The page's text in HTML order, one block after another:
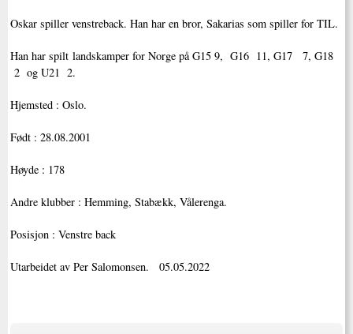
Oskar spiller venstreback. Han har en bror, Sakarias som spiller for TIL.
Han har spilt landskamper for Norge på G15 9, G16 11, G17 7, G18
2 og U21 2.
Hjemsted : Oslo.
Født : 28.08.2001
Høyde : 178
Andre klubber : Hemming, Stabækk, Vålerenga.
Posisjon : Venstre back
Utarbeidet av Per Salomonsen. 05.05.2022